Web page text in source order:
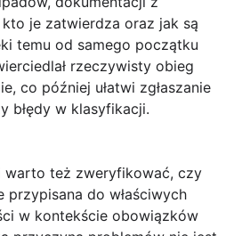
je zatwierdza oraz jak są
temu od samego początku
rzeczywisty obieg
co później ułatwi zgłaszanie
błędy w klasyfikacji.
warto też zweryfikować, czy
przypisana do właściwych
w kontekście obowiązków